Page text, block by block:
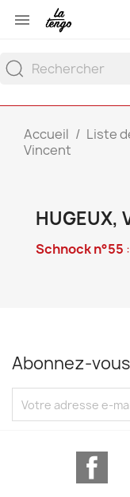

Accueil Liste
Vincent
HUGEUX,
Schnock n°55
Abonnez-